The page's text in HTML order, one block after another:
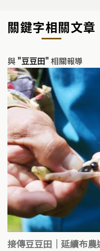
關鍵字相關文章
與 "豆豆田" 相關報導
接傳豆豆田｜延續布